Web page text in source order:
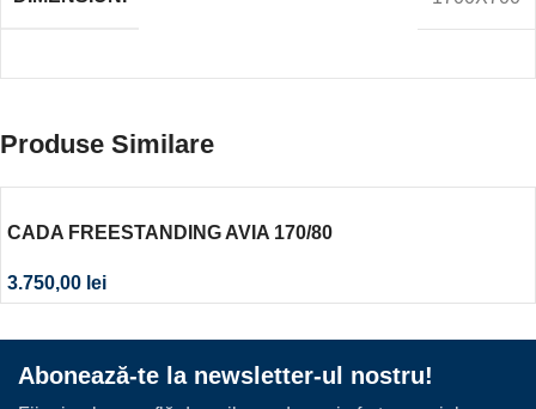
Produse Similare
CADA FREESTANDING AVIA 170/80
3.750,00 lei
Abonează-te la newsletter-ul nostru!